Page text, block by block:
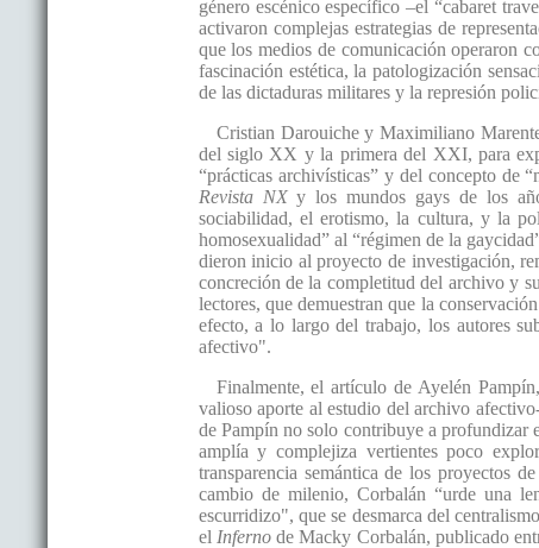
género escénico específico –el “cabaret
activaron complejas estrategias de
que los medios de comunicación operaron
fascinación estética, la patologización
de las dictaduras militares y la represión
Cristian Darouiche y Maximiliano
del siglo XX y la primera del XXI, para
“prácticas archivísticas” y del concepto de
Revista NXy los mundos gays de los
sociabilidad, el erotismo, la cultura, y la
homosexualidad” al “régimen de la
dieron inicio al proyecto de investigación,
concreción de la completitud del archivo y
lectores, que demuestran que la
efecto, a lo largo del trabajo, los autores
afectivo".
Finalmente, el artículo de Ayelén
valioso aporte al estudio del archivo
de Pampín no solo contribuye a profundizar
amplía y complejiza vertientes poco
transparencia semántica de los proyectos
cambio de milenio, Corbalán “urde una
escurridizo", que se desmarca del
el Infernode Macky Corbalán, publicado